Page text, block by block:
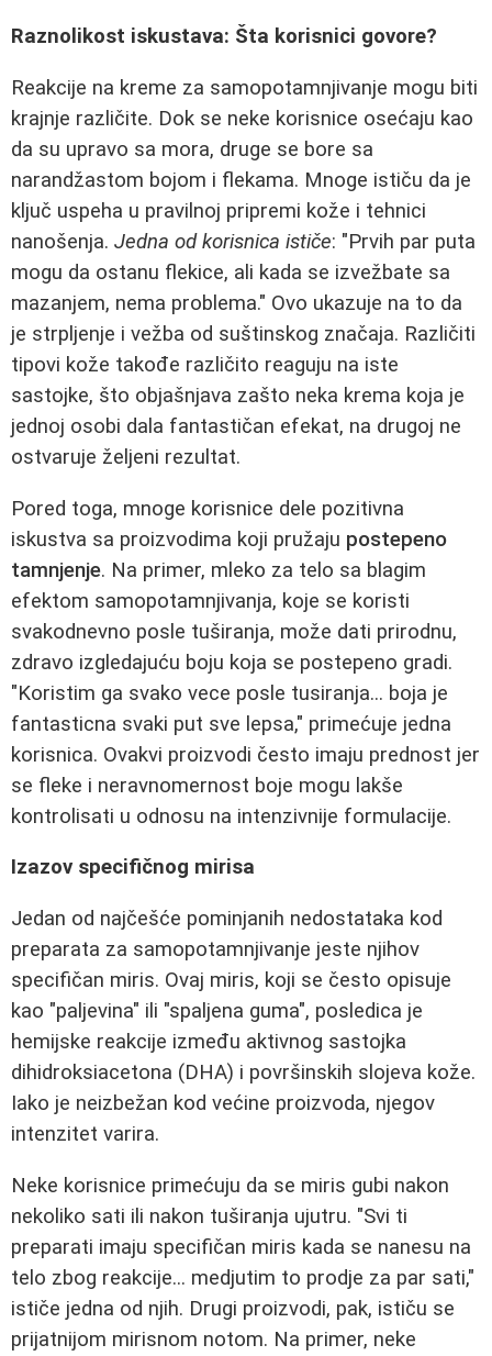
Raznolikost iskustava: Šta korisnici govore?
Reakcije na kreme za samopotamnjivanje mogu biti
krajnje različite. Dok se neke korisnice osećaju kao
da su upravo sa mora, druge se bore sa
narandžastom bojom i flekama. Mnoge ističu da je
ključ uspeha u pravilnoj pripremi kože i tehnici
nanošenja. Jedna od korisnica ističe: "Prvih par puta
mogu da ostanu flekice, ali kada se izvežbate sa
mazanjem, nema problema." Ovo ukazuje na to da
je strpljenje i vežba od suštinskog značaja. Različiti
tipovi kože takođe različito reaguju na iste
sastojke, što objašnjava zašto neka krema koja je
jednoj osobi dala fantastičan efekat, na drugoj ne
ostvaruje željeni rezultat.
Pored toga, mnoge korisnice dele pozitivna
iskustva sa proizvodima koji pružaju postepeno
tamnjenje. Na primer, mleko za telo sa blagim
efektom samopotamnjivanja, koje se koristi
svakodnevno posle tuširanja, može dati prirodnu,
zdravo izgledajuću boju koja se postepeno gradi.
"Koristim ga svako vece posle tusiranja... boja je
fantasticna svaki put sve lepsa," primećuje jedna
korisnica. Ovakvi proizvodi često imaju prednost jer
se fleke i neravnomernost boje mogu lakše
kontrolisati u odnosu na intenzivnije formulacije.
Izazov specifičnog mirisa
Jedan od najčešće pominjanih nedostataka kod
preparata za samopotamnjivanje jeste njihov
specifičan miris. Ovaj miris, koji se često opisuje
kao "paljevina" ili "spaljena guma", posledica je
hemijske reakcije između aktivnog sastojka
dihidroksiacetona (DHA) i površinskih slojeva kože.
Iako je neizbežan kod većine proizvoda, njegov
intenzitet varira.
Neke korisnice primećuju da se miris gubi nakon
nekoliko sati ili nakon tuširanja ujutru. "Svi ti
preparati imaju specifičan miris kada se nanesu na
telo zbog reakcije... medjutim to prodje za par sati,"
ističe jedna od njih. Drugi proizvodi, pak, ističu se
prijatnijom mirisnom notom. Na primer, neke